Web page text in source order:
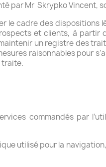
par Mr Skrypko Vincent,
le cadre des dispositions
et clients, à partir
un registre des
raisonnables pour
traite.
commandés par
utilisé pour la navigation,